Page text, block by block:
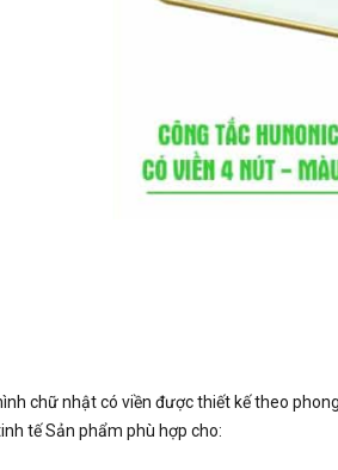
chữ nhật có viền được thiết kế theo
tế Sản phẩm phù hợp cho: